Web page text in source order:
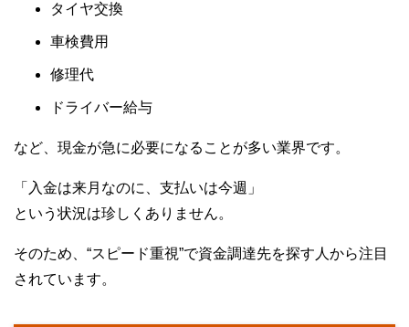
タイヤ交換
車検費用
修理代
ドライバー給与
など、現金が急に必要になることが多い業界です。
「入金は来月なのに、支払いは今週」
という状況は珍しくありません。
そのため、“スピード重視”で資金調達先を探す人から注目
されています。